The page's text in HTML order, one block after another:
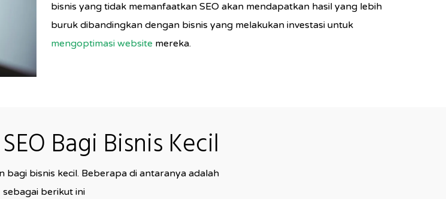
bisnis yang tidak memanfaatkan SEO akan mendapatkan hasil yang lebih
buruk dibandingkan dengan bisnis yang melakukan investasi untuk
mengoptimasi website mereka.
Bagi Bisnis Kecil
bagi bisnis kecil. Beberapa di antaranya adalah
sebagai berikut ini